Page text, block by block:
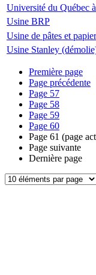
Université du Québec
Usine BRP
Usine de pâtes et
Usine Stanley
Première page
Page précédente
Page 57
Page 58
Page 59
Page 60
Page 61 (page
Page suivante
Dernière page